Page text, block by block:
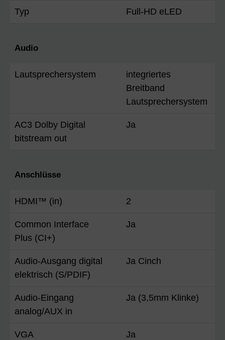
Typ Full-HD eLED
Audio
Lautsprechersystem
integriertes
Breitband
Lautsprechersystem
AC3 Dolby Digital
bitstream out
Ja
Anschlüsse
HDMI™ (in) 2
Common Interface
Plus (CI+)
Ja
Audio-Ausgang digital
elektrisch (S/PDIF)
Ja Cinch
Audio-Eingang
analog/AUX in
Ja (3,5mm Klinke)
VGA Ja